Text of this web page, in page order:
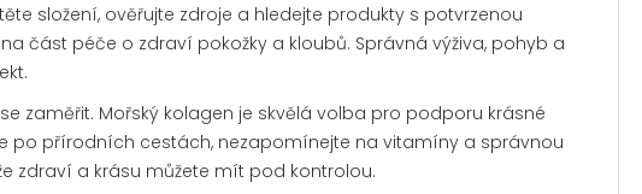
složení, ověřujte zdroje a hledejte produkty s potvrzenou
část péče o zdraví pokožky a kloubů. Správná výživa, pohyb a
zaměřit. Mořský kolagen je skvělá volba pro podporu krásné
po přírodních cestách, nezapomínejte na vitamíny a správnou
zdraví a krásu můžete mít pod kontrolou.